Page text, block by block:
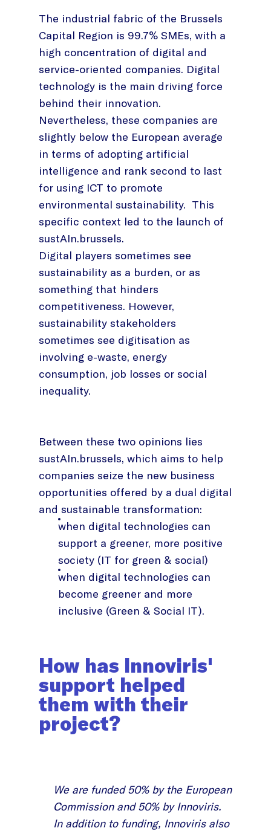
The industrial fabric of the Brussels
Capital Region is 99.7% SMEs, with a
high concentration of digital and
service-oriented companies. Digital
technology is the main driving force
behind their innovation.
Nevertheless, these companies are
slightly below the European average
in terms of adopting artificial
intelligence and rank second to last
for using ICT to promote
environmental sustainability. This
specific context led to the launch of
sustAIn.brussels.
Digital players sometimes see
sustainability as a burden, or as
something that hinders
competitiveness. However,
sustainability stakeholders
sometimes see digitisation as
involving e-waste, energy
consumption, job losses or social
inequality.
Between these two opinions lies
sustAIn.brussels, which aims to help
companies seize the new business
opportunities offered by a dual digital
and sustainable transformation:
when digital technologies can
support a greener, more positive
society (IT for green & social)
when digital technologies can
become greener and more
inclusive (Green & Social IT).
How has Innoviris'
support helped
them with their
project?
We are funded 50% by the European
Commission and 50% by Innoviris.
In addition to funding, Innoviris also